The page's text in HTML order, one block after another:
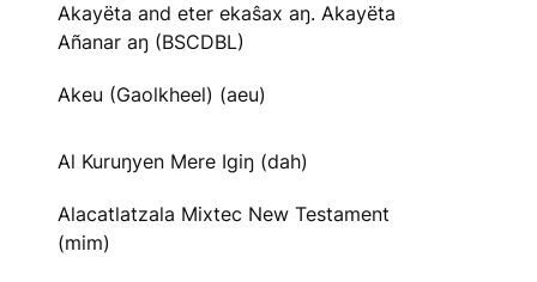
Akayëta and eter ekaŝax aŋ. Akayëta
Añanar aŋ (BSCDBL)
Akeu (Gaolkheel) (aeu)
Al Kuruŋyen Mere Igiŋ (dah)
Alacatlatzala Mixtec New Testament
(mim)